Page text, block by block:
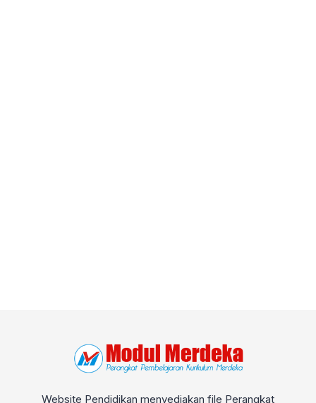
Website Pendidikan menyediakan file Perangkat